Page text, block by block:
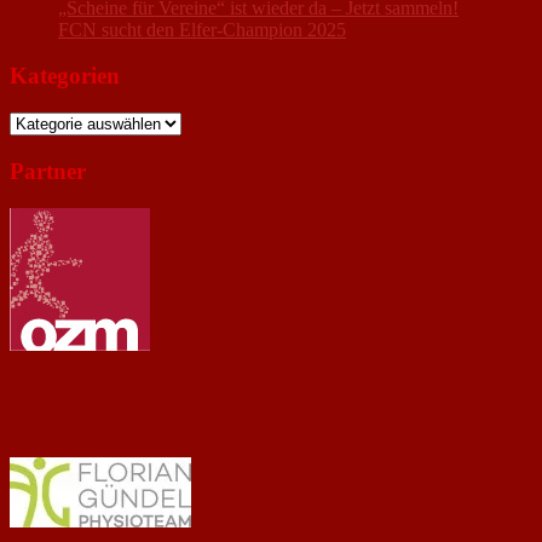
„Scheine für Vereine“ ist wieder da – Jetzt sammeln!
FCN sucht den Elfer-Champion 2025
Kategorien
Kategorien
Partner